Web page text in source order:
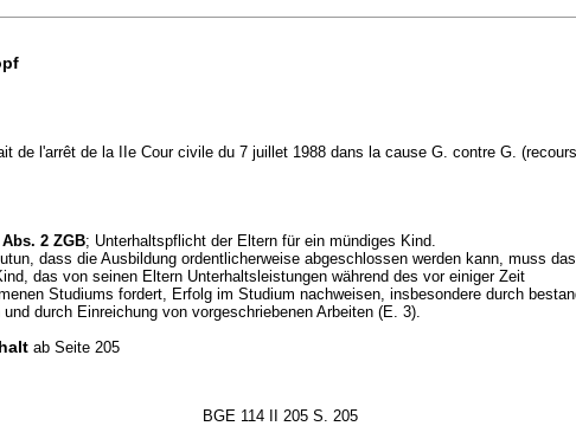
de l'arrêt de la IIe Cour civile du 7 juillet 1988 dans la cause G. contre G.
2 ZGB; Unterhaltspflicht der Eltern für ein mündiges Kind.
dass die Ausbildung ordentlicherweise abgeschlossen werden kann, muss das
das von seinen Eltern Unterhaltsleistungen während des vor einiger Zeit
Studiums fordert, Erfolg im Studium nachweisen, insbesondere durch
und durch Einreichung von vorgeschriebenen Arbeiten (E. 3).
ab Seite 205
BGE 114 II 205 S. 205